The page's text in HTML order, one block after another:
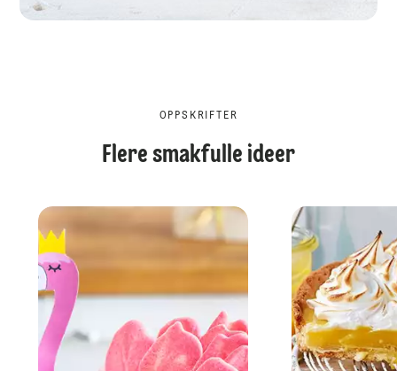
OPPSKRIFTER
Flere smakfulle ideer